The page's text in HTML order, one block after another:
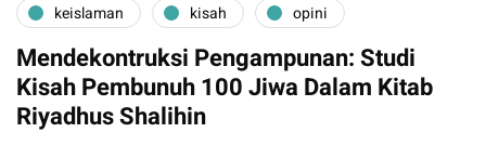
keislaman kisah opini
Mendekontruksi Pengampunan: Studi
Kisah Pembunuh 100 Jiwa Dalam Kitab
Riyadhus Shalihin